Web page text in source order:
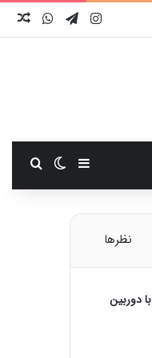
اینستاگرام
تلگرام واتس
سایدبارتغییر
نظرها
گوشی Galaxy A56 با دوربین